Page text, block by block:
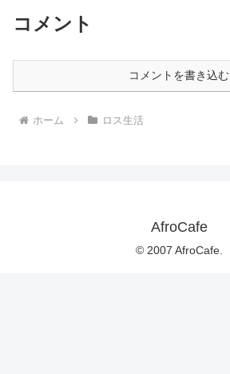
コメント
コメントを書き込む
ホーム ロス生活
AfroCafe
© 2007 AfroCafe.